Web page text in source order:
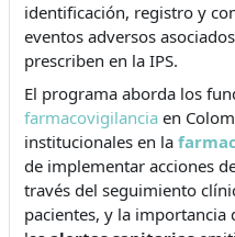
identificación, registro y
eventos adversos
prescriben en la IPS.
El programa aborda los
farmacovigilancia en
institucionales en la
de implementar acciones
través del seguimiento
pacientes, y la importancia